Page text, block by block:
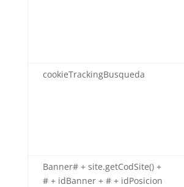
cookieTrackingBusqueda
Banner# + site.getCodSite() +
# + idBanner + # + idPosicion